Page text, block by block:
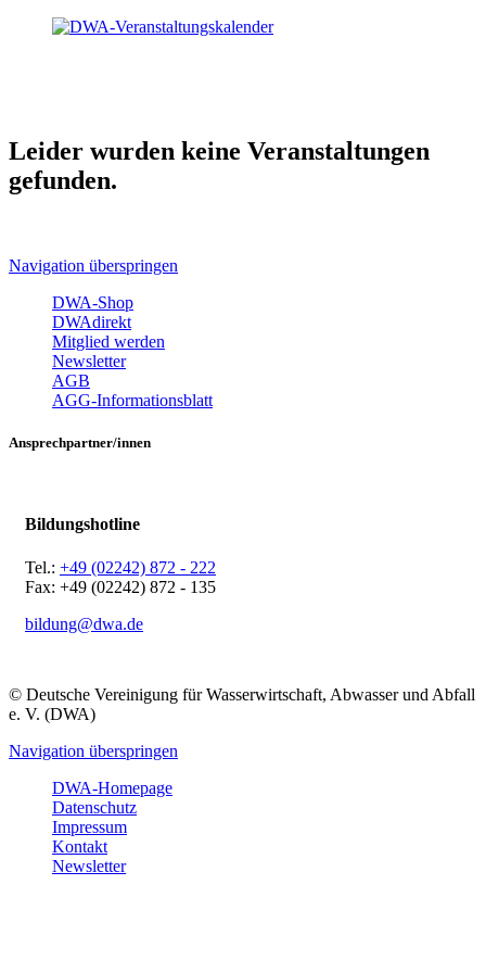
Leider wurden keine Veranstaltungen
gefunden.
Navigation überspringen
DWA-Shop
DWAdirekt
Mitglied werden
Newsletter
AGB
AGG-Informationsblatt
Ansprechpartner/innen
Bildungshotline
Tel.: +49 (02242) 872 - 222
Fax: +49 (02242) 872 - 135
bildung@dwa.de
© Deutsche Vereinigung für Wasserwirtschaft, Abwasser und Abfall
e. V. (DWA)
Navigation überspringen
DWA-Homepage
Datenschutz
Impressum
Kontakt
Newsletter